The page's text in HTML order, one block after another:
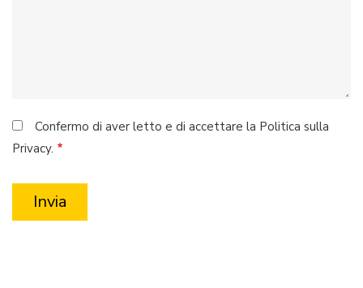
Confermo di aver letto e di accettare la Politica sulla
Privacy.